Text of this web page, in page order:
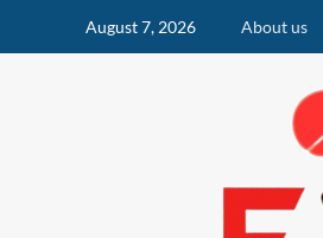
August 7, 2026 About us